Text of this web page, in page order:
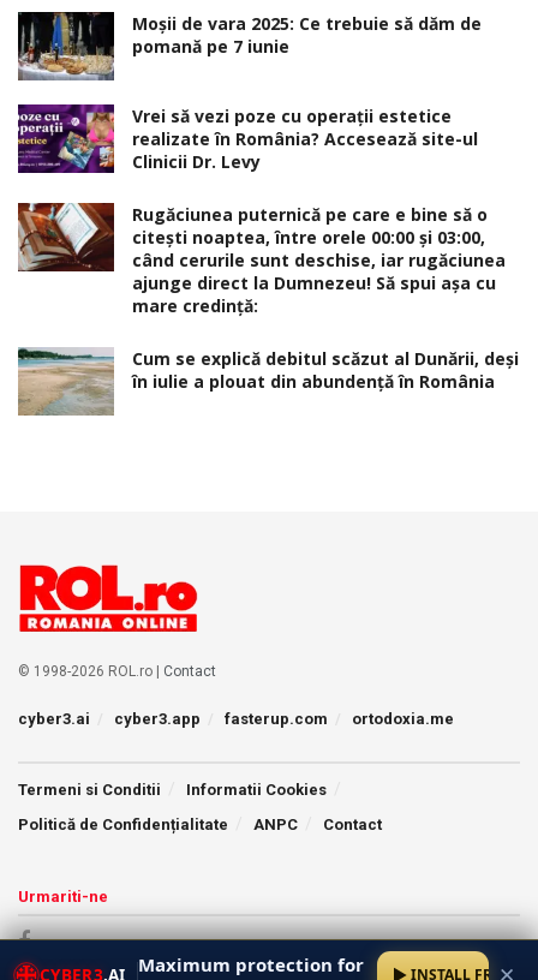
Moșii de vara 2025: Ce trebuie să dăm de
pomană pe 7 iunie
Vrei să vezi poze cu operații estetice
realizate în România? Accesează site-ul
Clinicii Dr. Levy
Rugăciunea puternică pe care e bine să o
citești noaptea, între orele 00:00 și 03:00,
când cerurile sunt deschise, iar rugăciunea
ajunge direct la Dumnezeu! Să spui așa cu
mare credință:
Cum se explică debitul scăzut al Dunării, deși
în iulie a plouat din abundență în România
© 1998-2026 ROL.ro | Contact
cyber3.ai cyber3.app fasterup.com ortodoxia.me
Termeni si Conditii
Informatii Cookies
Politică de Confidențialitate
ANPC Contact
Urmariti-ne
CYBER3.AI Maximum protection for
INSTALL FREE